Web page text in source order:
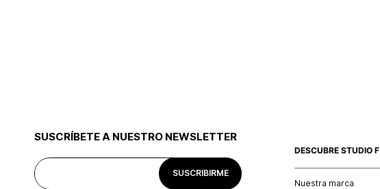
SUSCRÍBETE A NUESTRO NEWSLETTER
SUSCRIBIRME
DESCUBRE STUDIO F
Nuestra marca